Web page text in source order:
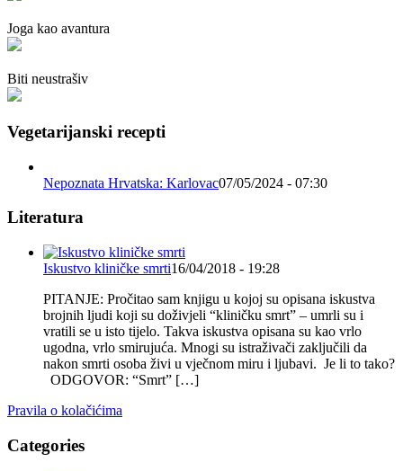
Joga kao avantura
Biti neustrašiv
Vegetarijanski recepti
Nepoznata Hrvatska: Karlovac07/05/2024 - 07:30
Literatura
Iskustvo kliničke smrti16/04/2018 - 19:28
PITANJE: Pročitao sam knjigu u kojoj su opisana iskustva
brojnih ljudi koji su doživjeli “kliničku smrt” – umrli su i
vratili se u isto tijelo. Takva iskustva opisana su kao vrlo
ugodna, vrlo smirujuća. Mnogi su istraživači zaključili da
nakon smrti osoba živi u vječnom miru i ljubavi. Je li to tako?
ODGOVOR: “Smrt” […]
Pravila o kolačićima
Categories